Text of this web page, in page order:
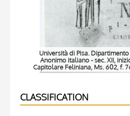
Università di Pisa.
Anonimo italiano - sec. XII,
Capitolare Feliniana, Ms. 602, f.
CLASSIFICATION